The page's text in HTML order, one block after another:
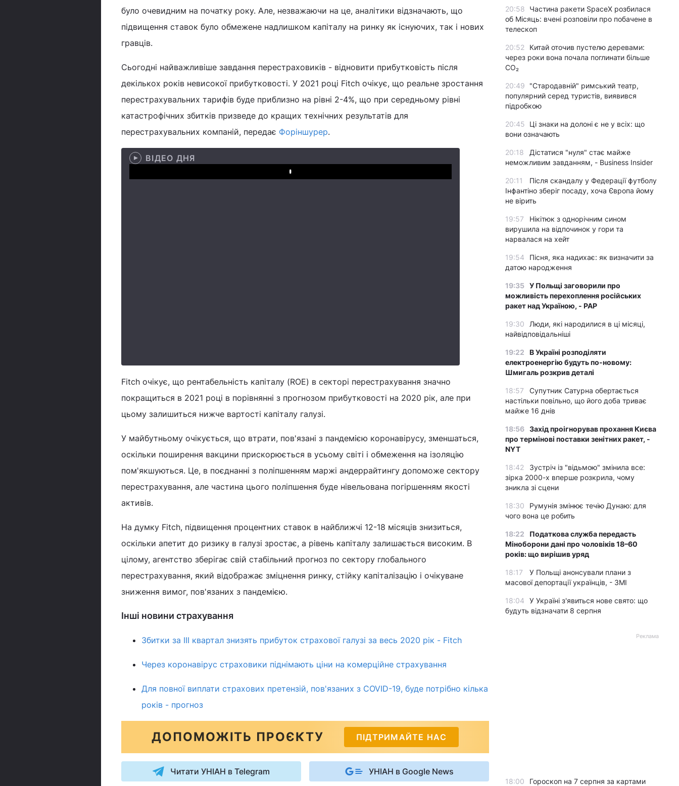
було очевидним на початку року. Але, незважаючи на це, аналітики відзначають, що
підвищення ставок було обмежене надлишком капіталу на ринку як існуючих, так і нових
гравців.
Сьогодні найважливіше завдання перестраховиків - відновити прибутковість після
декількох років невисокої прибутковості. У 2021 році Fitch очікує, що реальне зростання
перестрахувальних тарифів буде приблизно на рівні 2-4%, що при середньому рівні
катастрофічних збитків призведе до кращих технічних результатів для
перестрахувальних компаній, передає Форіншурер.
ВІДЕО ДНЯ
Play
Fitch очікує, що рентабельність капіталу (ROE) в секторі перестрахування значно
покращиться в 2021 році в порівнянні з прогнозом прибутковості на 2020 рік, але при
цьому залишиться нижче вартості капіталу галузі.
У майбутньому очікується, що втрати, пов'язані з пандемією коронавірусу, зменшаться,
оскільки поширення вакцини прискорюється в усьому світі і обмеження на ізоляцію
пом'якшуються. Це, в поєднанні з поліпшенням маржі андеррайтингу допоможе сектору
перестрахування, але частина цього поліпшення буде нівельована погіршенням якості
активів.
На думку Fitch, підвищення процентних ставок в найближчі 12-18 місяців знизиться,
оскільки апетит до ризику в галузі зростає, а рівень капіталу залишається високим. В
цілому, агентство зберігає свій стабільний прогноз по сектору глобального
перестрахування, який відображає зміцнення ринку, стійку капіталізацію і очікуване
зниження вимог, пов'язаних з пандемією.
Інші новини страхування
Збитки за III квартал знизять прибуток страхової галузі за весь 2020 рік - Fitch
Через коронавірус страховики піднімають ціни на комерційне страхування
Для повної виплати страхових претензій, пов'язаних з COVID-19, буде потрібно кілька
років - прогноз
ДОПОМОЖІТЬ ПРОЄКТУ ПІДТРИМАЙТЕ НАС
Читати УНІАН в Telegram УНІАН в Google News
20:58
Частина ракети SpaceX розбилася
об Місяць: вчені розповіли про побачене в
телескоп
20:52
Китай оточив пустелю деревами:
через роки вона почала поглинати більше
CO₂
20:49
"Стародавній" римський театр,
популярний серед туристів, виявився
підробкою
20:45
Ці знаки на долоні є не у всіх: що
вони означають
20:18
Дістатися "нуля" стає майже
неможливим завданням, - Business Insider
20:11
Після скандалу у Федерації футболу
Інфантіно зберіг посаду, хоча Європа йому
не вірить
19:57
Нікітюк з однорічним сином
вирушила на відпочинок у гори та
нарвалася на хейт
19:54
Пісня, яка надихає: як визначити за
датою народження
19:35 У Польщі заговорили про
можливість перехоплення російських
ракет над Україною, - PAP
19:30
Люди, які народилися в ці місяці,
найвідповідальніші
19:22
В Україні розподіляти
електроенергію будуть по-новому:
Шмигаль розкрив деталі
18:57
Супутник Сатурна обертається
настільки повільно, що його доба триває
майже 16 днів
18:56 Захід проігнорував прохання Києва
про термінові поставки зенітних ракет, -
NYT
18:42
Зустріч із "відьмою" змінила все:
зірка 2000-х вперше розкрила, чому
зникла зі сцени
18:30
Румунія змінює течію Дунаю: для
чого вона це робить
18:22
Податкова служба передасть
Міноборони дані про чоловіків 18–60
років: що вирішив уряд
18:17
У Польщі анонсували плани з
масової депортації українців, - ЗМІ
18:04
У Україні з'явиться нове свято: що
будуть відзначати 8 серпня
Реклама
18:00
Гороскоп на 7 серпня за картами